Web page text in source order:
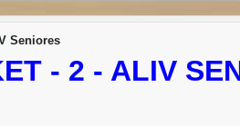
Seniores
- 2 - ALIV